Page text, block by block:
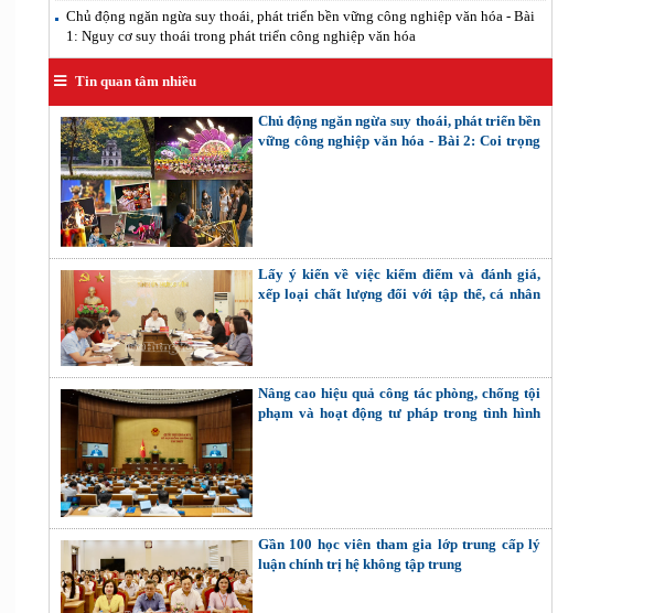
Chủ động ngăn ngừa suy thoái, phát triển bền vững công nghiệp văn hóa - Bài
1: Nguy cơ suy thoái trong phát triển công nghiệp văn hóa
Tin quan tâm nhiều
Chủ động ngăn ngừa suy thoái, phát triển bền
vững công nghiệp văn hóa - Bài 2: Coi trọng
Lấy ý kiến về việc kiểm điểm và đánh giá,
xếp loại chất lượng đối với tập thể, cá nhân
Nâng cao hiệu quả công tác phòng, chống tội
phạm và hoạt động tư pháp trong tình hình
Gần 100 học viên tham gia lớp trung cấp lý
luận chính trị hệ không tập trung